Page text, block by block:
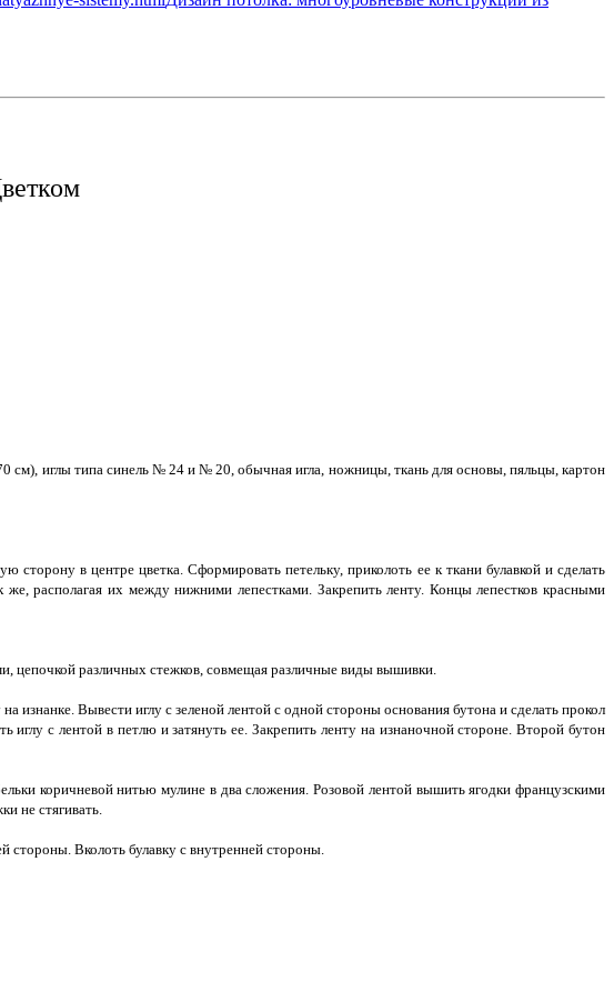
см), иглы типа синель № 24 и № 20, обычная игла, ножницы, ткань для основы, пяльцы, картон
в центре цветка. Сформировать петельку, приколоть ее к ткани булавкой и сделать
располагая их между нижними лепестками. Закрепить ленту. Концы лепестков красными
цепочкой различных стежков, совмещая различные виды вышивки.
Вывести иглу с зеленой лентой с одной стороны основания бутона и сделать прокол
с лентой в петлю и затянуть ее. Закрепить ленту на изнаночной стороне. Второй бутон
коричневой нитью мулине в два сложения. Розовой лентой вышить ягодки французскими
не стягивать.
Вколоть булавку с внутренней стороны.